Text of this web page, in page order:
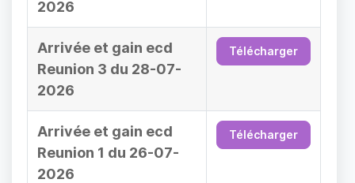
2026
Arrivée et gain ecd
Reunion 3 du 28-07-
2026
Télécharger
Arrivée et gain ecd
Reunion 1 du 26-07-
2026
Télécharger